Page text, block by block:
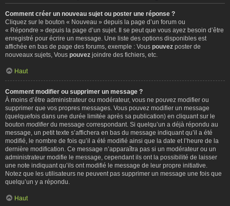
Comment créer un nouveau sujet ou poster une réponse ?
Cliquez sur le bouton « Nouveau » depuis la page d’un forum ou
« Répondre » depuis la page d’un sujet. Il se peut que vous ayez besoin d’être
enregistré pour écrire un message. Une liste des options disponibles est
affichée en bas de page des forums, exemple : Vous pouvez poster de
nouveaux sujets, Vous pouvez joindre des fichiers, etc.
Haut
Comment modifier ou supprimer un message ?
À moins d’être administrateur ou modérateur, vous ne pouvez modifier ou
supprimer que vos propres messages. Vous pouvez modifier un message
(quelquefois dans une durée limitée après sa publication) en cliquant sur le
bouton modifierdu message correspondant. Si quelqu’un a déjà répondu au
message, un petit texte s’affichera en bas du message indiquant qu’il a été
modifié, le nombre de fois qu’il a été modifié ainsi que la date et l’heure de la
dernière modification. Ce message n’apparaîtra pas si un modérateur ou un
administrateur modifie le message, cependant ils ont la possibilité de laisser
une note indiquant qu’ils ont modifié le message de leur propre initiative.
Notez que les utilisateurs ne peuvent pas supprimer un message une fois que
quelqu’un y a répondu.
Haut